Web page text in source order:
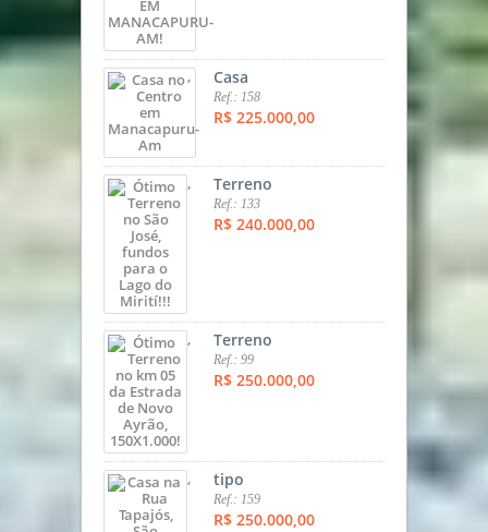
, Casa
Ref.: 158
R$ 225.000,00
, Terreno
Ref.: 133
R$ 240.000,00
, Terreno
Ref.: 99
R$ 250.000,00
, tipo
Ref.: 159
R$ 250.000,00